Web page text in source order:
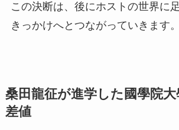
この決断は、後にホストの世界に
きっかけへとつながっていきます。
桑田龍征が進学した國學院
差値